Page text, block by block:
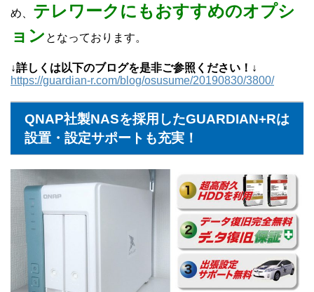
め、 テレワークにもおすすめのオプシ
ョン となっております。
↓詳しくは以下のブログを是非ご参照ください！↓
https://guardian-r.com/blog/osusume/20190830/3800/
QNAP社製NASを採用したGUARDIAN+Rは
設置・設定サポートも充実！